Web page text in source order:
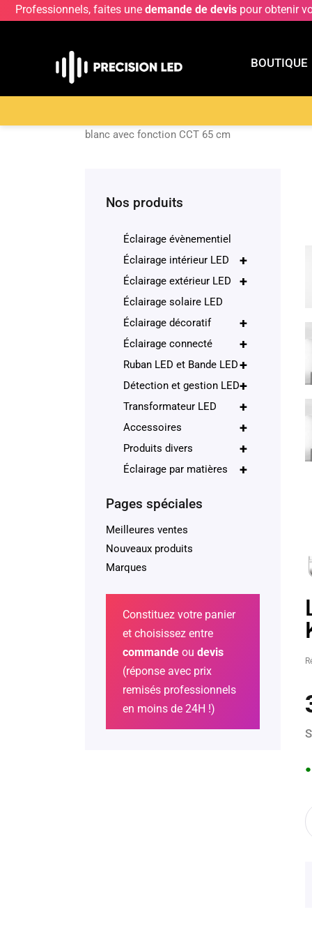
Professionnels, faites une demande de devis pour obtenir
BOUTIQUE
blanc avec fonction CCT 65 cm
●
Nos produits
Éclairage évènementiel
+
Éclairage intérieur LED
+
Éclairage extérieur LED
Éclairage solaire LED
+
Éclairage décoratif
+
Éclairage connecté
+
Ruban LED et Bande LED
+
Détection et gestion LED
+
Transformateur LED
+
Accessoires
+
Produits divers
+
Éclairage par matières
Pages spéciales
Meilleures ventes
Nouveaux produits
Marques
Constituez votre panier
et choisissez entre
commande ou devis
(réponse avec prix
remisés professionnels
en moins de 24H !)